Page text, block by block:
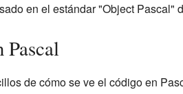
en el estándar "Object Pascal"
Pascal
de cómo se ve el código en